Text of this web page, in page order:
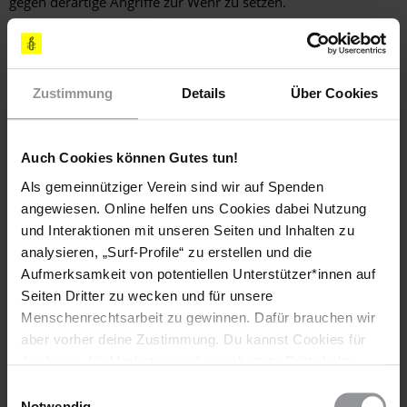
Zustimmung Details Über Cookies
Auch Cookies können Gutes tun!
Als gemeinnütziger Verein sind wir auf Spenden
angewiesen. Online helfen uns Cookies dabei Nutzung
und Interaktionen mit unseren Seiten und Inhalten zu
analysieren, „Surf-Profile“ zu erstellen und die
Aufmerksamkeit von potentiellen Unterstützer*innen auf
Seiten Dritter zu wecken und für unsere
Menschenrechtsarbeit zu gewinnen. Dafür brauchen wir
aber vorher deine Zustimmung. Du kannst Cookies für
Die in der Liste
aufgeführten Organisationen erklären ihre
Unterstützung und Solidarität für
Nichtregierungsorganisationen,
Menschenrechtsverteidigerinnen und
Menschenrechtsverteidiger in Ungarn.
Die Liste findest du auf amnesty.org
Weitere Informationen
Länder
Ungarn